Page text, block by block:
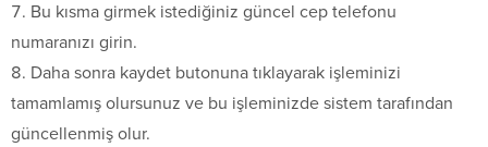
Bu kısma girmek istediğiniz güncel cep telefonu
numaranızı girin.
Daha sonra kaydet butonuna tıklayarak işleminizi
tamamlamış olursunuz ve bu işleminizde sistem tarafından
güncellenmiş olur.